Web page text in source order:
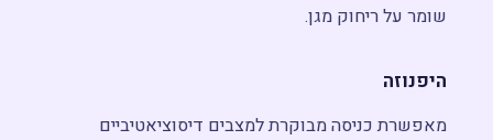
שומר על ריחוק מגן.
היפנוזה
מאפשרת כניסה מבוקרת למצבים דיסוציאטיביים